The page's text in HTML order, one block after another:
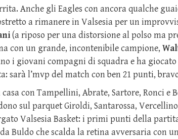
Anche gli Eagles con ancora qualche
a rimanere in Valsesia per un
(a riposo per una distorsione al polso ma
con un grande, incontenibile campione,
i giovani compagni di squadra e ha
sarà l’mvp del match con ben 21 punti,
con Tampellini, Abrate, Sartore, Ronci e
sul parquet Giroldi, Santarossa,
Valsesia Basket: i primi punti della
Buldo che scalda la retina avversaria con